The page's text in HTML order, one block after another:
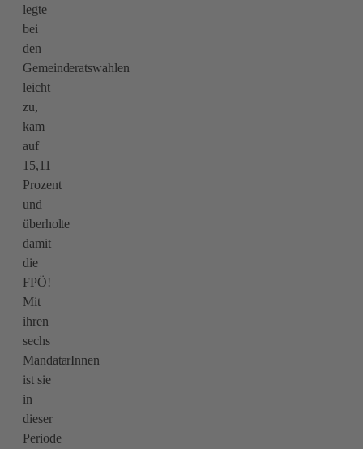
legte
bei
den
Gemeinderatswahlen
leicht
zu,
kam
auf
15,11
Prozent
und
überholte
damit
die
FPÖ!
Mit
ihren
sechs
MandatarInnen
ist sie
in
dieser
Periode